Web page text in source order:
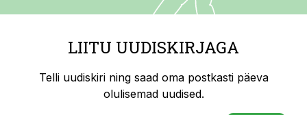
LIITU UUDISKIRJAGA
Telli uudiskiri ning saad oma postkasti päeva
olulisemad uudised.